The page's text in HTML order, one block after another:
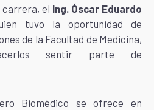
carrera, el Ing. Óscar Eduardo
tuvo la oportunidad de
de la Facultad de Medicina,
sentir parte de
Biomédico se ofrece en